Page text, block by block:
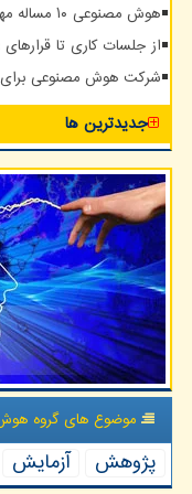
هوش مصنوعی ۱۰ مساله مهم ریاضی و کوانتوم را حل کرد
از جلسات کاری تا
شرکت هوش مصنوعی برای
جدیدترین ها
موضوع های گروه
پژوهش آزمایش